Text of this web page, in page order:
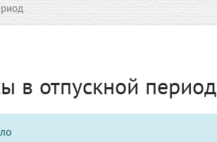
в отпускной период